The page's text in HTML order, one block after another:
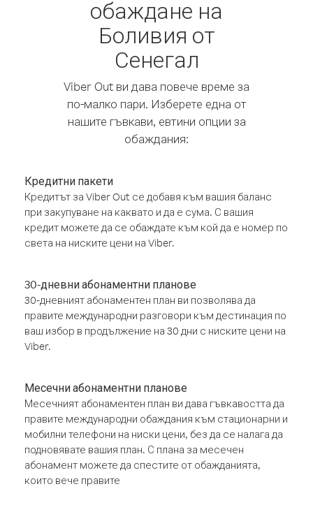
обаждане на
Боливия от
Сенегал
Viber Out ви дава повече време за
по-малко пари. Изберете една от
нашите гъвкави, евтини опции за
обаждания:
Кредитни пакети
Кредитът за Viber Out се добавя към вашия баланс
при закупуване на каквато и да е сума. С вашия
кредит можете да се обаждате към кой да е номер по
света на ниските цени на Viber.
30-дневни абонаментни планове
30-дневният абонаментен план ви позволява да
правите международни разговори към дестинация по
ваш избор в продължение на 30 дни с ниските цени на
Viber.
Месечни абонаментни планове
Месечният абонаментен план ви дава гъвкавостта да
правите международни обаждания към стационарни и
мобилни телефони на ниски цени, без да се налага да
подновявате вашия план. С плана за месечен
абонамент можете да спестите от обажданията,
които вече правите